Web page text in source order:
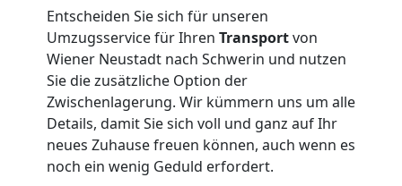
Entscheiden Sie sich für unseren
Umzugsservice für Ihren Transportvon
Wiener Neustadt nach Schwerin und nutzen
Sie die zusätzliche Option der
Zwischenlagerung. Wir kümmern uns um alle
Details, damit Sie sich voll und ganz auf Ihr
neues Zuhause freuen können, auch wenn es
noch ein wenig Geduld erfordert.
Möbeltransport
National
Möbeltransport